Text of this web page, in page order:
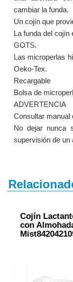
cambiar la funda.
Un cojín que
La funda del cojín
GOTS.
Las microperlas
Oeko-Tex.
Recargable
Bolsa de
ADVERTENCIA
Consultar manual
No dejar nunca
supervisión de un
Cojín
con